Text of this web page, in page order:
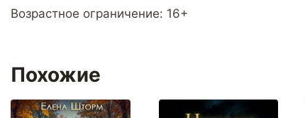
Возрастное ограничение: 16+
Похожие